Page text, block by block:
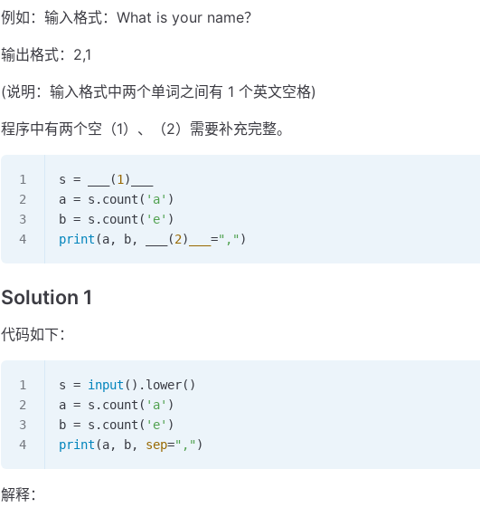
例如：输入格式：What is your name？
输出格式：2,1
(说明：输入格式中两个单词之间有 1 个英文空格)
程序中有两个空（1）、（2）需要补充完整。
s = (1 )___
a = s. count ( 'a' )
b = s. count ( 'e' )
print (a, b, (2) ="," )
Solution 1
代码如下：
s = input (). lower()
a = s. count ( 'a' )
b = s. count ( 'e' )
print (a, b, sep="," )
解释：